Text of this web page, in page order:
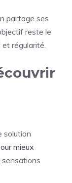
partage ses
reste le
régularité.
solution
mieux